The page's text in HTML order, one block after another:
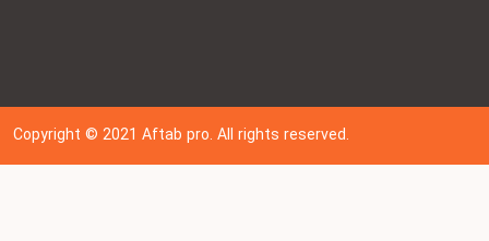
Copyright © 202 1Aftab pro. All rights reserved.